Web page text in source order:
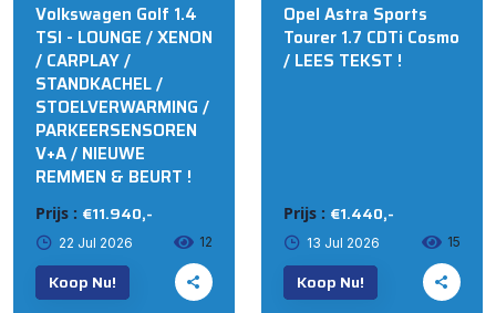
Volkswagen Golf 1.4
TSI - LOUNGE / XENON
/ CARPLAY /
STANDKACHEL /
STOELVERWARMING /
PARKEERSENSOREN
V+A / NIEUWE
REMMEN & BEURT !
Prijs : €11.940,-
22 Jul 2026 12
Koop Nu!
Opel Astra Sports
Tourer 1.7 CDTi Cosmo
/ LEES TEKST !
Prijs : €1.440,-
13 Jul 2026 15
Koop Nu!